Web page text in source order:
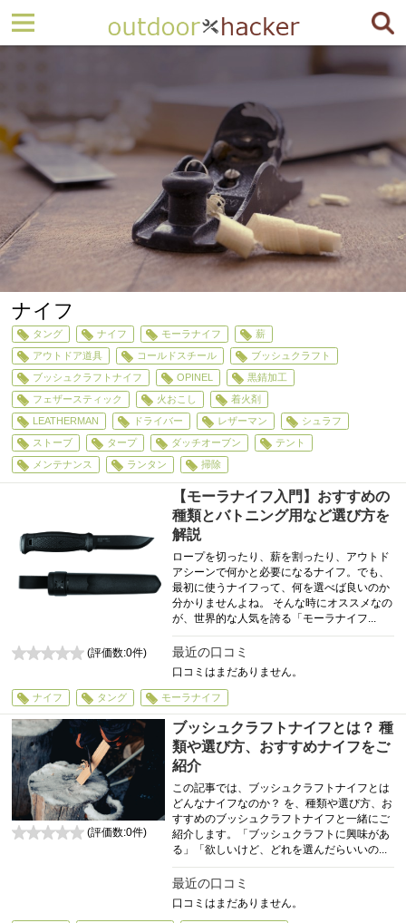
ナイフ
タング ナイフ モーラナイフ
薪
アウトドア道具
コールドスチール
ブッシュクラフト
ブッシュクラフトナイフ
OPINEL
黒錆加工
フェザースティック
火おこし
着火剤
LEATHERMAN
ドライバー レザーマン
シュラフ
ストーブ
タープ ダッチオーブン
テント
メンテナンス
ランタン 掃除
【モーラナイフ入門】おすすめの
種類とバトニング用など選び方を
解説
ロープを切ったり、薪を割ったり、アウトド
アシーンで何かと必要になるナイフ。でも、
最初に使うナイフって、何を選べば良いのか
分かりませんよね。 そんな時にオススメなの
が、世界的な人気を誇る「モーラナイフ...
最近の口コミ
口コミはまだありません。
(評価数:0件)
ナイフ タング モーラナイフ
ブッシュクラフトナイフとは？ 種
類や選び方、おすすめナイフをご
紹介
この記事では、ブッシュクラフトナイフとは
どんなナイフなのか？ を、種類や選び方、お
すすめのブッシュクラフトナイフと一緒にご
紹介します。「ブッシュクラフトに興味があ
る」「欲しいけど、どれを選んだらいいの...
最近の口コミ
口コミはまだありません。
(評価数:0件)